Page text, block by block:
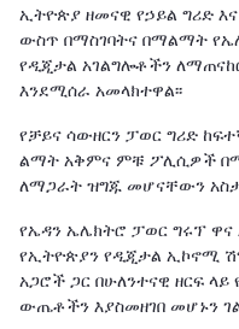
ኢትዮጵያ ዘመናዊ የኃይል ግሪድ
ውስጥ በማስገባትና በማልማት
የዲጂታል አገልግሎቶችን
እንደሚሰራ አመላክተዋል፡፡
የቻይና ሳውዘርን ፓወር ግሪድ
ልማት አቅምና ምቹ ፖሊሲዎች
ለማጋራት ዝግጁ መሆናቸውን
የኤዳን ኤሌክትሮ ፓወር ግሩፕ
የኢትዮጵያን የዲጂታል ኢኮኖሚ
አጋሮች ጋር በሁለንተናዊ ዘርፍ
ውጤቶችን እያስመዘገበ መሆኑን